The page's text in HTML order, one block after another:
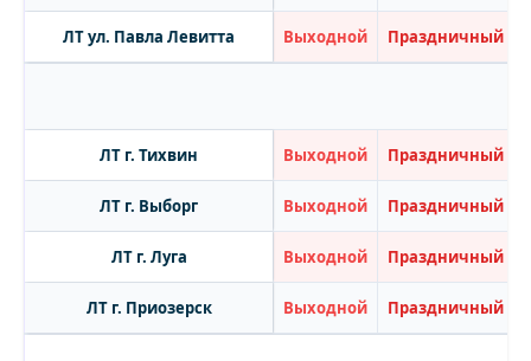
ЛТ ул. Павла Левитта Выходной Праздничный
ЛТ г. Тихвин Выходной Праздничный
ЛТ г. Выборг Выходной Праздничный
ЛТ г. Луга Выходной Праздничный
ЛТ г. Приозерск Выходной Праздничный